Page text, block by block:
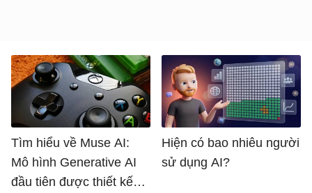
Tìm hiểu về Muse AI:
Mô hình Generative AI
đầu tiên được thiết kế
Hiện có bao nhiêu người
sử dụng AI?